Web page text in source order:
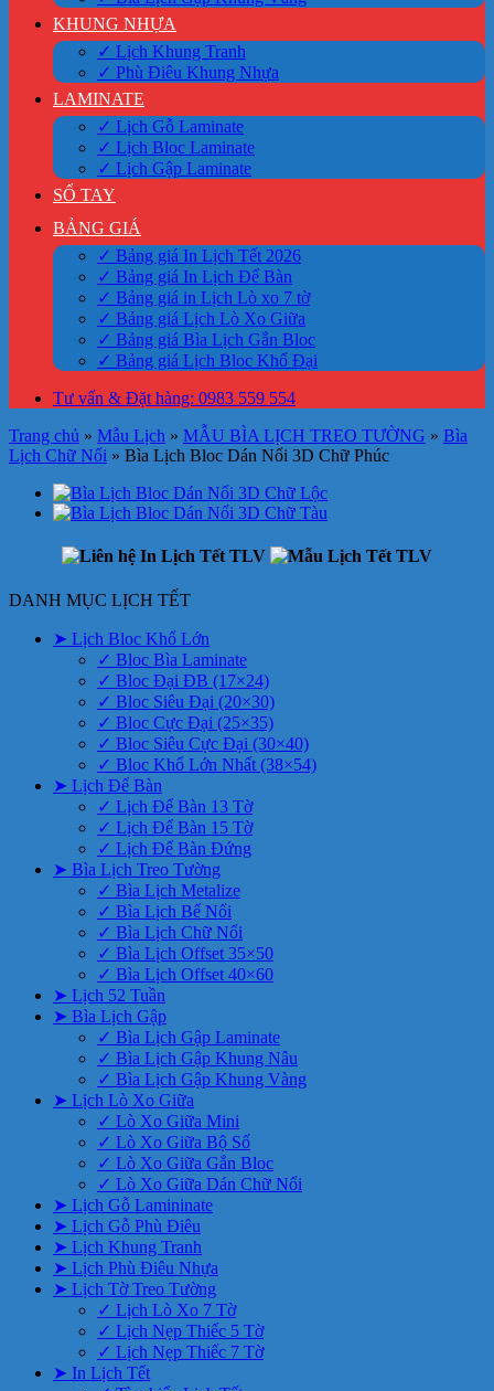
KHUNG NHỰA
✓ Lịch Khung Tranh
✓ Phù Điêu Khung Nhựa
LAMINATE
✓ Lịch Gỗ Laminate
✓ Lịch Bloc Laminate
✓ Lịch Gập Laminate
SỔ TAY
BẢNG GIÁ
✓ Bảng giá In Lịch Tết 2026
✓ Bảng giá In Lịch Để Bàn
✓ Bảng giá in Lịch Lò xo 7 tờ
✓ Bảng giá Lịch Lò Xo Giữa
✓ Bảng giá Bìa Lịch Gắn Bloc
✓ Bảng giá Lịch Bloc Khổ Đại
Tư vấn & Đặt hàng: 0983 559 554
Trang chủ » Mẫu Lịch » MẪU BÌA LỊCH TREO TƯỜNG » Bìa
Lịch Chữ Nổi » Bìa Lịch Bloc Dán Nổi 3D Chữ Phúc
DANH MỤC LỊCH TẾT
➤ Lịch Bloc Khổ Lớn
✓ Bloc Bìa Laminate
✓ Bloc Đại ĐB (17×24)
✓ Bloc Siêu Đại (20×30)
✓ Bloc Cực Đại (25×35)
✓ Bloc Siêu Cực Đại (30×40)
✓ Bloc Khổ Lớn Nhất (38×54)
➤ Lịch Để Bàn
✓ Lịch Để Bàn 13 Tờ
✓ Lịch Để Bàn 15 Tờ
✓ Lịch Để Bàn Đứng
➤ Bìa Lịch Treo Tường
✓ Bìa Lịch Metalize
✓ Bìa Lịch Bế Nổi
✓ Bìa Lịch Chữ Nổi
✓ Bìa Lịch Offset 35×50
✓ Bìa Lịch Offset 40×60
➤ Lịch 52 Tuần
➤ Bìa Lịch Gập
✓ Bìa Lịch Gập Laminate
✓ Bìa Lịch Gập Khung Nâu
✓ Bìa Lịch Gập Khung Vàng
➤ Lịch Lò Xo Giữa
✓ Lò Xo Giữa Mini
✓ Lò Xo Giữa Bộ Số
✓ Lò Xo Giữa Gắn Bloc
✓ Lò Xo Giữa Dán Chữ Nổi
➤ Lịch Gỗ Lamininate
➤ Lịch Gỗ Phù Điêu
➤ Lịch Khung Tranh
➤ Lịch Phù Điêu Nhựa
➤ Lịch Tờ Treo Tường
✓ Lịch Lò Xo 7 Tờ
✓ Lịch Nẹp Thiếc 5 Tờ
✓ Lịch Nẹp Thiếc 7 Tờ
➤ In Lịch Tết